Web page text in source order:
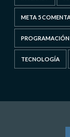
META 5
PROGRAMACIÓN
TECNOLOGÍA